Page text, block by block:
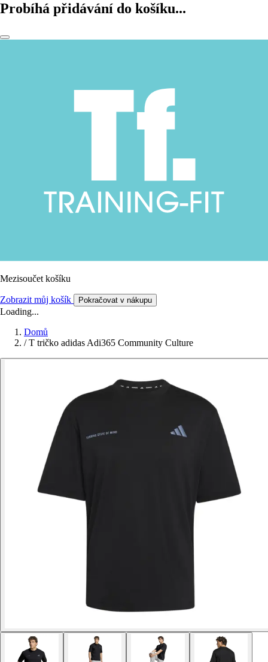
Probíhá přidávání do košíku...
Mezisoučet košíku
Zobrazit můj košík Pokračovat v nákupu
Loading...
Domů
/ T tričko adidas Adi365 Community Culture